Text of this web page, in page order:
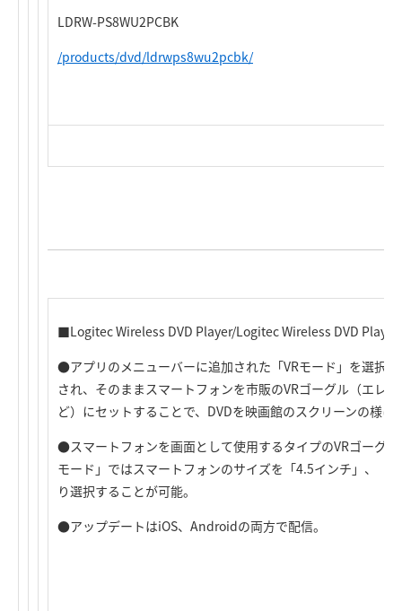
LDRW-PS8WU2PCBK
/products/dvd/ldrwps8wu2pcbk/
■Logitec Wireless DVD Player/Logitec Wireless DVD Player
●アプリのメニューバーに追加された「VRモード」を選択
され、そのままスマートフォンを市販のVRゴーグル（エレ
ど）にセットすることで、DVDを映画館のスクリーンの様に
●スマートフォンを画面として使用するタイプのVRゴーグ
モード」ではスマートフォンのサイズを「4.5インチ」、「
り選択することが可能。
●アップデートはiOS、Androidの両方で配信。